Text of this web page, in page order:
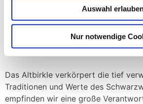
Auswahl
Nur notwendige
Hier Tickets
Das Altbirkle verkörpert die tief
Traditionen und Werte des
empfinden wir eine große